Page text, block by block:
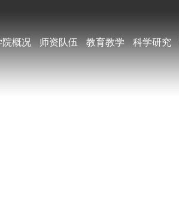
院概况 师资队伍 教育教学 科学研究